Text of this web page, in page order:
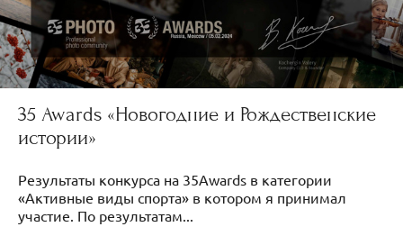
35 Awards «Новогодние и Рождественские
истории»
Результаты конкурса на 35Awards в категории
«Активные виды спорта» в котором я принимал
участие. По результатам...